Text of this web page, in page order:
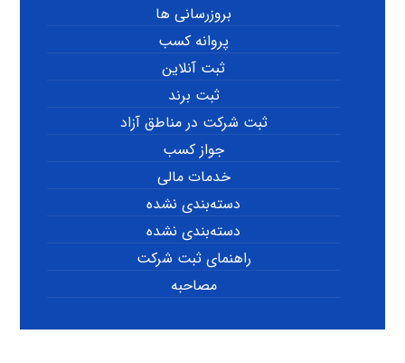
بروزرسانی ها
پروانه کسب
ثبت آنلاین
ثبت برند
ثبت شرکت در مناطق آزاد
جواز کسب
خدمات مالی
دسته‌بندی نشده
دسته‌بندی نشده
راهنمای ثبت شرکت
مصاحبه